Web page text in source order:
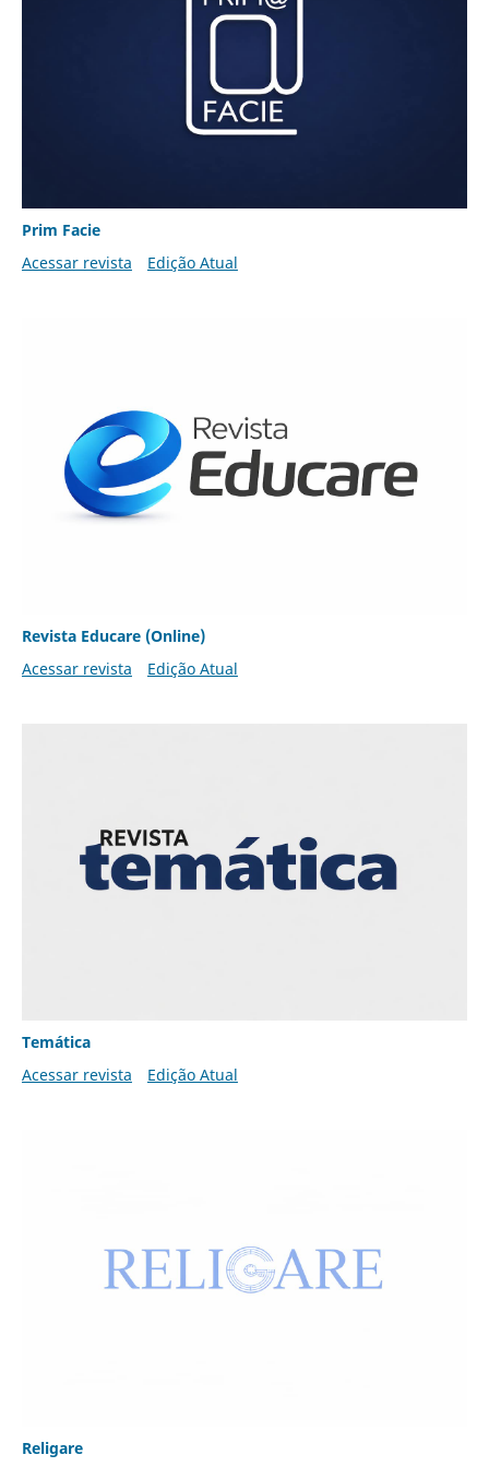
Prim Facie
Acessar revista
Edição Atual
Revista Educare (Online)
Acessar revista
Edição Atual
Temática
Acessar revista
Edição Atual
Religare